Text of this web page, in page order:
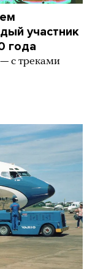
участник
года
с треками